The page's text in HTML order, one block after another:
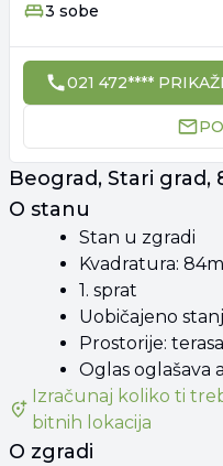
3 sobe
021 472**** PRIKAŽI
Beograd, Stari grad,
O stanu
Stan u zgradi
Kvadratura:
1. sprat
Uobičajeno
Prostorije: terasa
Oglas oglašava
Izračunaj koliko ti
bitnih lokacija
O zgradi